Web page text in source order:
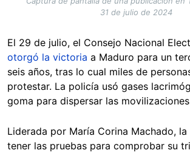
31 de julio de 2024
El 29 de julio, el Consejo Nacional
otorgó la victoria a Maduro para un
seis años, tras lo cual miles de
protestar. La policía usó gases
goma para dispersar las
Liderada por María Corina Machado,
tener las pruebas para comprobar su